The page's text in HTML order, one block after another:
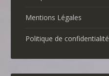
Mentions Légales
Politique de confidentialité